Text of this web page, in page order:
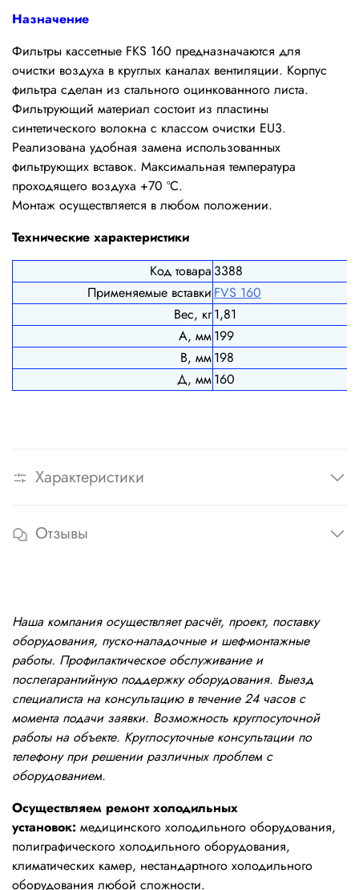
Назначение
Фильтры кассетные FKS 160 предназначаются для
очистки воздуха в круглых каналах вентиляции. Корпус
фильтра сделан из стального оцинкованного листа.
Фильтрующий материал состоит из пластины
синтетического волокна с классом очистки EU3.
Реализована удобная замена использованных
фильтрующих вставок. Максимальная температура
проходящего воздуха +70 ºС.
Монтаж осуществляется в любом положении.
Технические характеристики
Код товара 3388
Применяемые вставки FVS 160
Вес, кг1,81
А, мм199
В, мм198
Д, мм160
Характеристики
Отзывы
Наша компания осуществляет расчёт, проект, поставку
оборудования, пуско-наладочные и шеф-монтажные
работы. Профилактическое обслуживание и
послегарантийную поддержку оборудования. Выезд
специалиста на консультацию в течение 24 часов с
момента подачи заявки. Возможность круглосуточной
работы на объекте. Круглосуточные консультации по
телефону при решении различных проблем с
оборудованием.
Осуществляем ремонт холодильных
установок: медицинского холодильного оборудования,
полиграфического холодильного оборудования,
климатических камер, нестандартного холодильного
оборудования любой сложности.